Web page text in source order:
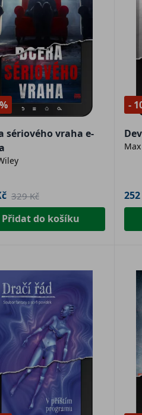
sériového vraha e-
329 Kč
Přidat do košíku
-